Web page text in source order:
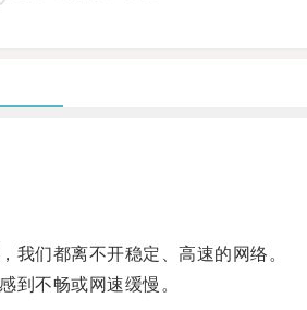
们都离不开稳定、高速的网络。
不畅或网速缓慢。